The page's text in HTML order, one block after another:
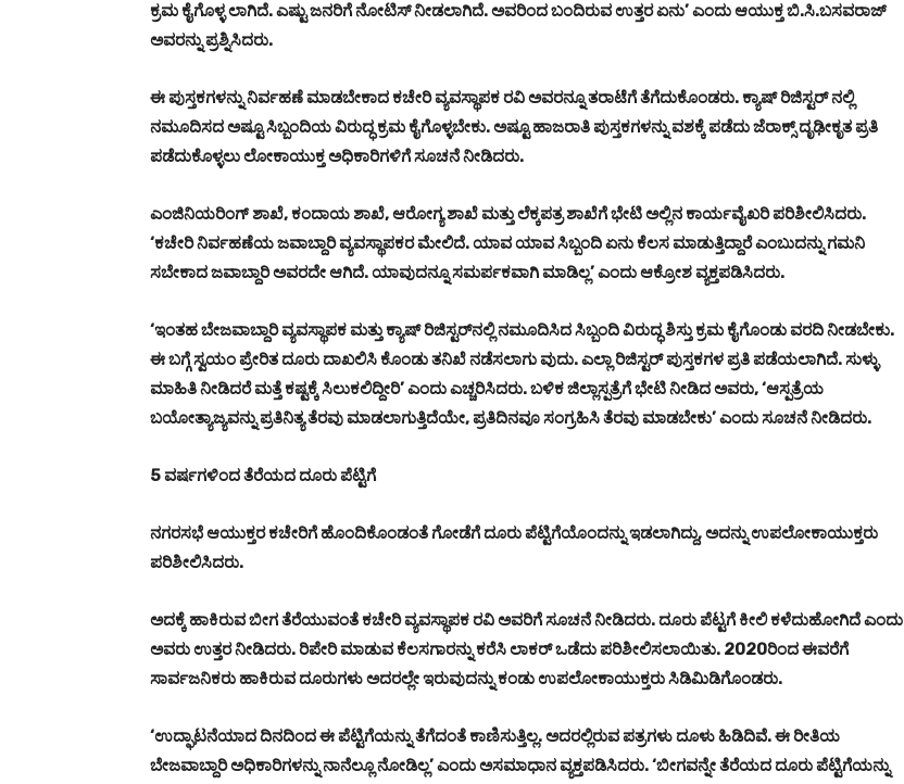
ಕ್ರಮ ಕೈಗೊಳ್ಳ ಲಾಗಿದೆ. ಎಷ್ಟು ಜನರಿಗೆ ನೋಟಿಸ್ ನೀಡಲಾಗಿದೆ. ಅವರಿಂದ ಬಂದಿರುವ ಉತ್ತರ ಏನು’ ಎಂದು ಆಯುಕ್ತ ಬಿ.ಸಿ.ಬಸವರಾಜ್
ಅವರನ್ನು ಪ್ರಶ್ನಿಸಿದರು.
ಈ ಪುಸ್ತಕಗಳನ್ನು ನಿರ್ವಹಣೆ ಮಾಡಬೇಕಾದ ಕಚೇರಿ ವ್ಯವಸ್ಥಾಪಕ ರವಿ ಅವರನ್ನೂ ತರಾಟೆಗೆ ತೆಗೆದುಕೊಂಡರು. ಕ್ಯಾಷ್ ರಿಜಿಸ್ಟರ್‌ ನಲ್ಲಿ
ನಮೂದಿಸದ ಅಷ್ಟೂ ಸಿಬ್ಬಂದಿಯ ವಿರುದ್ಧ ಕ್ರಮ ಕೈಗೊಳ್ಳಬೇಕು. ಅಷ್ಟೂ ಹಾಜರಾತಿ ಪುಸ್ತಕಗಳನ್ನು ವಶಕ್ಕೆ ಪಡೆದು ಜೆರಾಕ್ಸ್ ದೃಢೀಕೃತ ಪ್ರತಿ
ಪಡೆದುಕೊಳ್ಳಲು ಲೋಕಾಯುಕ್ತ ಅಧಿಕಾರಿಗಳಿಗೆ ಸೂಚನೆ ನೀಡಿದರು.
ಎಂಜಿನಿಯರಿಂಗ್ ಶಾಖೆ, ಕಂದಾಯ ಶಾಖೆ, ಆರೋಗ್ಯ ಶಾಖೆ ಮತ್ತು ಲೆಕ್ಕಪತ್ರ ಶಾಖೆಗೆ ಭೇಟಿ ಅಲ್ಲಿನ ಕಾರ್ಯವೈಖರಿ ಪರಿಶೀಲಿಸಿದರು.
‘ಕಚೇರಿ ನಿರ್ವಹಣೆಯ ಜವಾಬ್ದಾರಿ ವ್ಯವಸ್ಥಾಪಕರ ಮೇಲಿದೆ. ಯಾವ ಯಾವ ಸಿಬ್ಬಂದಿ ಏನು ಕೆಲಸ ಮಾಡುತ್ತಿದ್ದಾರೆ ಎಂಬುದನ್ನು ಗಮನಿ
ಸಬೇಕಾದ ಜವಾಬ್ದಾರಿ ಅವರದೇ ಆಗಿದೆ. ಯಾವುದನ್ನೂ ಸಮರ್ಪಕವಾಗಿ ಮಾಡಿಲ್ಲ’ ಎಂದು ಆಕ್ರೋಶ ವ್ಯಕ್ತಪಡಿಸಿದರು.
‘ಇಂತಹ ಬೇಜವಾಬ್ದಾರಿ ವ್ಯವಸ್ಥಾಪಕ ಮತ್ತು ಕ್ಯಾಷ್ ರಿಜಿಸ್ಟರ್‌ನಲ್ಲಿ ನಮೂದಿಸಿದ ಸಿಬ್ಬಂದಿ ವಿರುದ್ಧ ಶಿಸ್ತು ಕ್ರಮ ಕೈಗೊಂಡು ವರದಿ ನೀಡಬೇಕು.
ಈ ಬಗ್ಗೆ ಸ್ವಯಂ ಪ್ರೇರಿತ ದೂರು ದಾಖಲಿಸಿ ಕೊಂಡು ತನಿಖೆ ನಡೆಸಲಾಗು ವುದು. ಎಲ್ಲಾ ರಿಜಿಸ್ಟರ್ ಪುಸ್ತಕಗಳ ಪ್ರತಿ ಪಡೆಯಲಾಗಿದೆ. ಸುಳ್ಳು
ಮಾಹಿತಿ ನೀಡಿದರೆ ಮತ್ತೆ ಕಷ್ಟಕ್ಕೆ ಸಿಲುಕಲಿದ್ದೀರಿ’ ಎಂದು ಎಚ್ಚರಿಸಿದರು. ಬಳಿಕ ಜಿಲ್ಲಾಸ್ಪತ್ರೆಗೆ ಭೇಟಿ ನೀಡಿದ ಅವರು, ‘ಆಸ್ಪತ್ರೆಯ
ಬಯೋತ್ಯಾಜ್ಯವನ್ನು ಪ್ರತಿನಿತ್ಯ ತೆರವು ಮಾಡಲಾಗುತ್ತಿದೆಯೇ, ಪ್ರತಿದಿನವೂ ಸಂಗ್ರಹಿಸಿ ತೆರವು ಮಾಡಬೇಕು’ ಎಂದು ಸೂಚನೆ ನೀಡಿದರು.
5 ವರ್ಷಗಳಿಂದ ತೆರೆಯದ ದೂರು ಪೆಟ್ಟಿಗೆ
ನಗರಸಭೆ ಆಯುಕ್ತರ ಕಚೇರಿಗೆ ಹೊಂದಿಕೊಂಡಂತೆ ಗೋಡೆಗೆ ದೂರು ಪೆಟ್ಟಿಗೆಯೊಂದನ್ನು ಇಡಲಾಗಿದ್ದು, ಅದನ್ನು ಉಪಲೋಕಾಯುಕ್ತರು
ಪರಿಶೀಲಿಸಿದರು.
ಅದಕ್ಕೆ ಹಾಕಿರುವ ಬೀಗ ತೆರೆಯುವಂತೆ ಕಚೇರಿ ವ್ಯವಸ್ಥಾಪಕ ರವಿ ಅವರಿಗೆ ಸೂಚನೆ ನೀಡಿದರು. ದೂರು ಪೆಟ್ಟಗೆ ಕೀಲಿ ಕಳೆದುಹೋಗಿದೆ ಎಂದು
ಅವರು ಉತ್ತರ ನೀಡಿದರು. ರಿಪೇರಿ ಮಾಡುವ ಕೆಲಸಗಾರನ್ನು ಕರೆಸಿ ಲಾಕರ್‌ ಒಡೆದು ಪರಿಶೀಲಿಸಲಾಯಿತು. 2020ರಿಂದ ಈವರೆಗೆ
ಸಾರ್ವಜನಿಕರು ಹಾಕಿರುವ ದೂರುಗಳು ಅದರಲ್ಲೇ ಇರುವುದನ್ನು ಕಂಡು ಉಪಲೋಕಾಯುಕ್ತರು ಸಿಡಿಮಿಡಿಗೊಂಡರು.
‘ಉದ್ಘಾಟನೆಯಾದ ದಿನದಿಂದ ಈ ಪೆಟ್ಟಿಗೆಯನ್ನು ತೆಗೆದಂತೆ ಕಾಣಿಸುತ್ತಿಲ್ಲ. ಅದರಲ್ಲಿರುವ ಪತ್ರಗಳು ದೂಳು ಹಿಡಿದಿವೆ. ಈ ರೀತಿಯ
ಬೇಜವಾಬ್ದಾರಿ ಅಧಿಕಾರಿಗಳನ್ನು ನಾನೆಲ್ಲೂ ನೋಡಿಲ್ಲ’ ಎಂದು ಅಸಮಾಧಾನ ವ್ಯಕ್ತಪಡಿಸಿದರು. ‘ಬೀಗವನ್ನೇ ತೆರೆಯದ ದೂರು ಪೆಟ್ಟಿಗೆಯನ್ನು